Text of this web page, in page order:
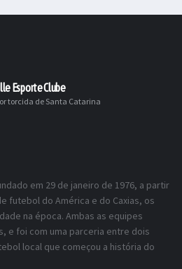
Esporte Clube
torcida de Santa Catarina
em 29 de janeiro de 1976, a partir
futebol do América e do Caxias, os
na época. Ambas as equipes
e foi com uma parceria entre dois
local que começou a história do